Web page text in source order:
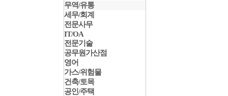
무역/유통
세무/회계
전문사무
IT/OA
전문기술
공무원가산점
영어
가스/위험물
건축/토목
공인/주택